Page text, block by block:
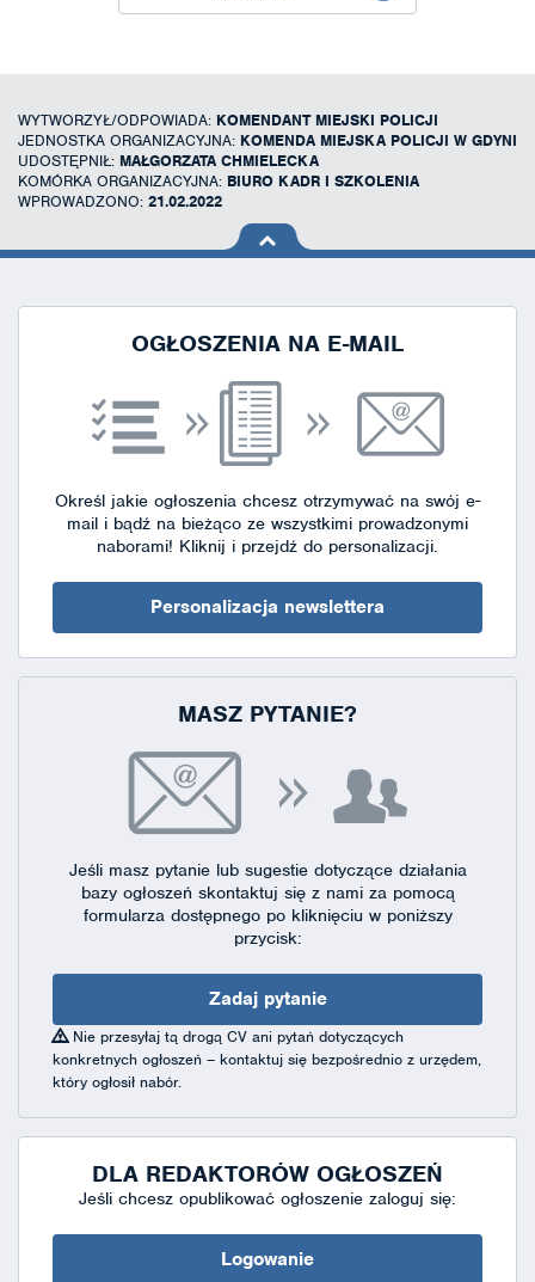
WYTWORZYŁ/ODPOWIADA: KOMENDANT MIEJSKI POLICJI
JEDNOSTKA ORGANIZACYJNA: KOMENDA MIEJSKA POLICJI W GDYNI
UDOSTĘPNIŁ: MAŁGORZATA CHMIELECKA
KOMÓRKA ORGANIZACYJNA: BIURO KADR I SZKOLENIA
WPROWADZONO: 21.02.2022
na górę
OGŁOSZENIA NA E-MAIL
Określ jakie ogłoszenia chcesz otrzymywać na swój e-
mail i bądź na bieżąco ze wszystkimi prowadzonymi
naborami! Kliknij i przejdź do personalizacji.
Personalizacja newslettera
MASZ PYTANIE?
Jeśli masz pytanie lub sugestie dotyczące działania
bazy ogłoszeń skontaktuj się z nami za pomocą
formularza dostępnegopo kliknięciu w poniższy
przycisk:
Zadaj pytanie
Nie przesyłaj tą drogą CV ani pytań dotyczących
konkretnych ogłoszeń – kontaktuj się bezpośrednio z urzędem,
który ogłosił nabór.
DLA REDAKTORÓW OGŁOSZEŃ
Jeśli chcesz opublikować ogłoszenie zaloguj się:
Logowanie